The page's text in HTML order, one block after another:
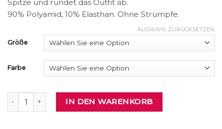
Spitze und rundet das Outfit ab.
90% Polyamid, 10% Elasthan. Ohne Strümpfe.
Größe
Farbe
AUSWAHL ZURÜCKSETZEN
Set Menge IN DEN WARENKORB